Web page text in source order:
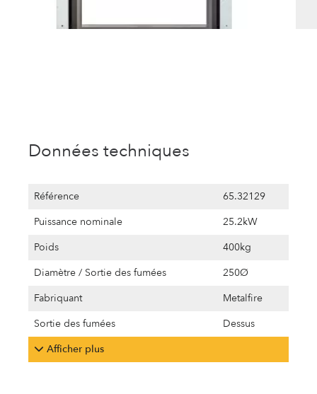
Données techniques
Référence
65.32129
Puissance nominale
25.2kW
Poids
400kg
Diamètre / Sortie des fumées
250Ø
Fabriquant
Metalfire
Sortie des fumées
Dessus
Afficher plus